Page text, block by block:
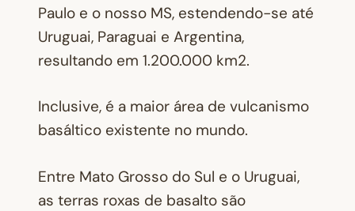
Paulo e o nosso MS, estendendo-se até
Uruguai, Paraguai e Argentina,
resultando em 1.200.000 km2.
Inclusive, é a maior área de vulcanismo
basáltico existente no mundo.
Entre Mato Grosso do Sul e o Uruguai,
as terras roxas de basalto são